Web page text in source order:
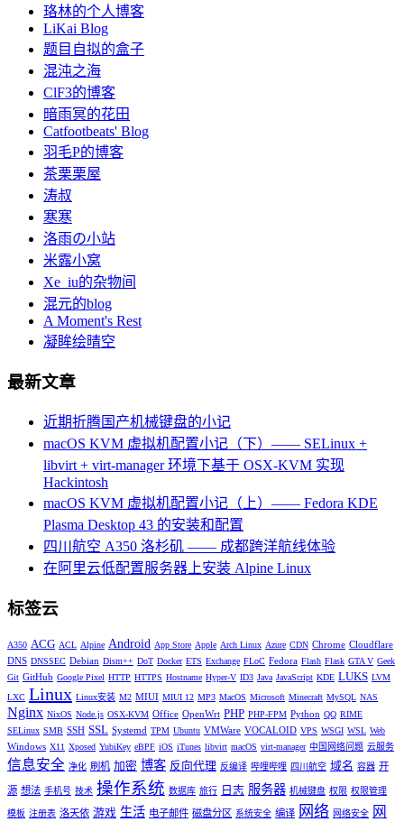
珞林的个人博客
LiKai Blog
题目自拟的盒子
混沌之海
ClF3的博客
暗雨冥的花田
Catfootbeats' Blog
羽毛P的博客
茶栗栗屋
涛叔
寒寒
洛雨の小站
米露小窝
Xe_iu的杂物间
混元的blog
A Moment's Rest
凝眸绘晴空
最新文章
近期折腾国产机械键盘的小记
macOS KVM 虚拟机配置小记（下）—— SELinux +
libvirt + virt-manager 环境下基于 OSX-KVM 实现
Hackintosh
macOS KVM 虚拟机配置小记（上）—— Fedora KDE
Plasma Desktop 43 的安装和配置
四川航空 A350 洛杉矶 —— 成都跨洋航线体验
在阿里云低配置服务器上安装 Alpine Linux
标签云
A350 ACG ACL Alpine Android App Store Apple Arch Linux Azure CDN Chrome Cloudflare
DNS DNSSEC Debian Dism++ DoT Docker ETS Exchange FLoC Fedora Flash Flask GTA V Geek
Git GitHub Google Pixel HTTP HTTPS Hostname Hyper-V ID3 Java JavaScript KDE LUKS LVM
LXC Linux Linux安装 M2 MIUI MIUI 12 MP3 MacOS Microsoft Minecraft MySQL NAS
Nginx NixOS Node.js OSX-KVM Office OpenWrt PHP PHP-FPM Python QQ RIME
SELinux SMB SSH SSL Systemd TPM Ubuntu VMWare VOCALOID VPS WSGI WSL Web
Windows X11 Xposed YubiKey eBPF iOS iTunes libvirt macOS virt-manager 中国网络问题 云服务
信息安全 净化 刷机 加密 博客 反向代理 反编译 哔哩哔哩 四川航空 域名 容器 开
源 想法 手机号 技术 操作系统 数据库 旅行 日志 服务器 机械键盘 权限 权限管理
模板 注册表 洛天依 游戏 生活 电子邮件 磁盘分区 系统安全 编译 网络 网络安全
网